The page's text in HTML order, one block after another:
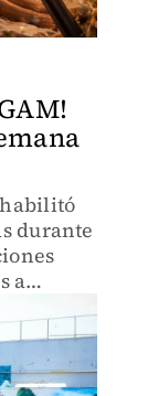
habilitó
durante
a